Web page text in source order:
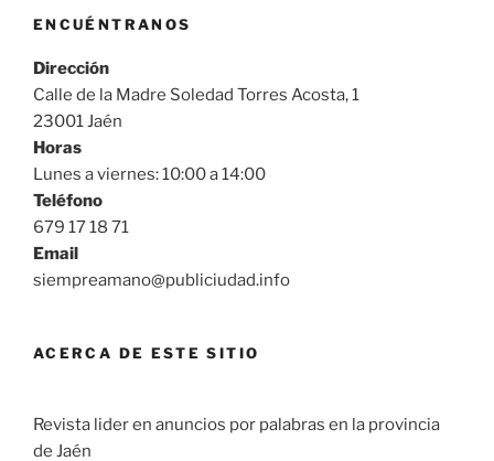
ENCUÉNTRANOS
Dirección
Calle de la Madre Soledad Torres Acosta, 1
23001 Jaén
Horas
Lunes a viernes: 10:00 a 14:00
Teléfono
679 17 18 71
Email
siempreamano@publiciudad.info
ACERCA DE ESTE SITIO
Revista lider en anuncios por palabras en la provincia
de Jaén